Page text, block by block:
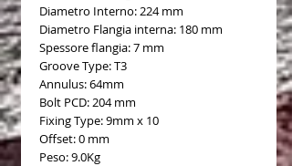
Diametro Interno: 224 mm
Diametro Flangia interna: 180 mm
Spessore flangia: 7 mm
Groove Type: T3
Annulus: 64mm
Bolt PCD: 204 mm
Fixing Type: 9mm x 10
Offset: 0 mm
Peso: 9.0Kg